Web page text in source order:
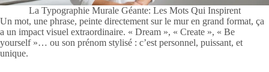
La Typographie Murale Géante: Les Mots Qui Inspirent
Un mot, une phrase, peinte directement sur le mur en grand format, ça
a un impact visuel extraordinaire. « Dream », « Create », « Be
yourself »… ou son prénom stylisé : c’est personnel, puissant, et
unique.